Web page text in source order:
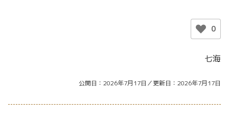
0
七海
公開日 2026年7月17日 更新日 2026年7月17日